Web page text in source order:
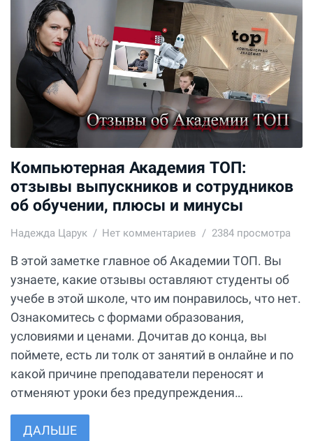
Компьютерная Академия ТОП:
отзывы выпускников и сотрудников
об обучении, плюсы и минусы
Надежда Царук Нет комментариев 2384 просмотра
В этой заметке главное об Академии ТОП. Вы
узнаете, какие отзывы оставляют студенты об
учебе в этой школе, что им понравилось, что нет.
Ознакомитесь с формами образования,
условиями и ценами. Дочитав до конца, вы
поймете, есть ли толк от занятий в онлайне и по
какой причине преподаватели переносят и
отменяют уроки без предупреждения…
ДАЛЬШЕ